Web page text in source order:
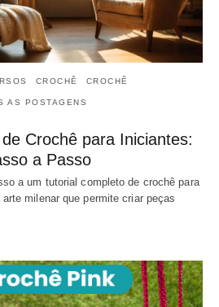
CROCHÊ CROCHÊ
AS POSTAGENS
Crochê para Iniciantes:
a Passo
a um tutorial completo de crochê para
milenar que permite criar peças